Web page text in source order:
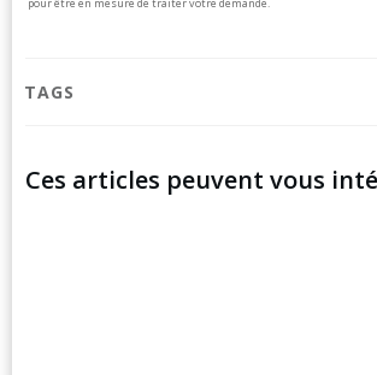
TAGS
Ces articles peuvent vous